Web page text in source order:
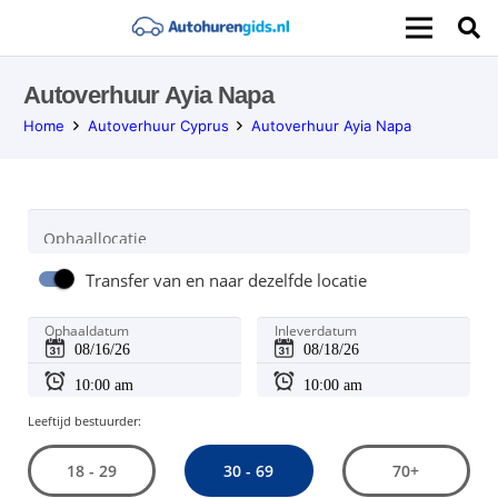
Autoverhuur Ayia Napa
Home Autoverhuur Cyprus Autoverhuur Ayia Napa
Ophaallocatie
Transfer van en naar dezelfde locatie
Ophaaldatum Inleverdatum
Leeftijd bestuurder:
18 - 29 30 - 69 70+